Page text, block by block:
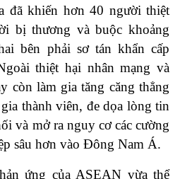
đã khiến hơn 40 người thiệt
bị thương và buộc khoảng
bên phải sơ tán khẩn cấp
thiệt hại nhân mạng và
còn làm gia tăng căng thẳng
thành viên, đe dọa lòng tin
và mở ra nguy cơ các cường
sâu hơn vào Đông Nam Á.
ứng của ASEAN vừa thể